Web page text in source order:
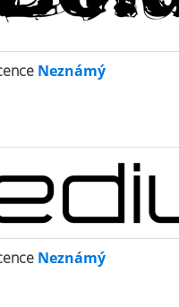
Neznámý
Neznámý